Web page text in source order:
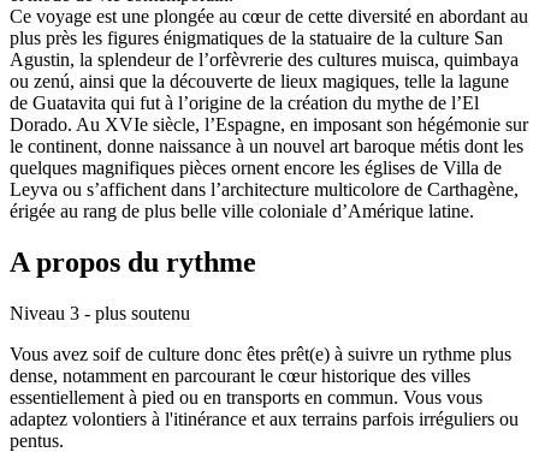
Ce voyage est une plongée au cœur de cette diversité en abordant au
plus près les figures énigmatiques de la statuaire de la culture San
Agustin, la splendeur de l’orfèvrerie des cultures muisca, quimbaya
ou zenú, ainsi que la découverte de lieux magiques, telle la lagune
de Guatavita qui fut à l’origine de la création du mythe de l’El
Dorado. Au XVIe siècle, l’Espagne, en imposant son hégémonie sur
le continent, donne naissance à un nouvel art baroque métis dont les
quelques magnifiques pièces ornent encore les églises de Villa de
Leyva ou s’affichent dans l’architecture multicolore de Carthagène,
érigée au rang de plus belle ville coloniale d’Amérique latine.
A propos du rythme
Niveau 3 - plus soutenu
Vous avez soif de culture donc êtes prêt(e) à suivre un rythme plus
dense, notamment en parcourant le cœur historique des villes
essentiellement à pied ou en transports en commun. Vous vous
adaptez volontiers à l'itinérance et aux terrains parfois irréguliers ou
pentus.